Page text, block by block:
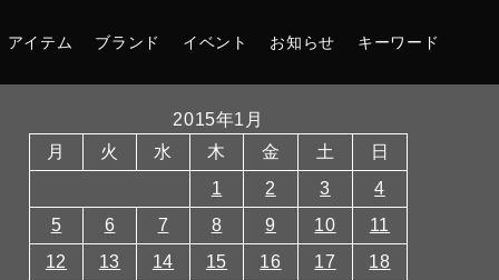
アイテム ブランド イベント お知らせ キーワード
2015年1月
月
火 水 木 金 土
日
1
2 3
4
5
6 7 8 9 10
11
12
13 14 15 16 17
18